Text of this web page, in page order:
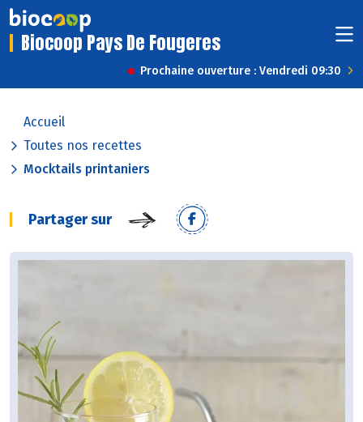
Biocoop Pays De Fougeres
Prochaine ouverture : Vendredi 09:30
Accueil
Toutes nos recettes
Mocktails printaniers
Partager sur